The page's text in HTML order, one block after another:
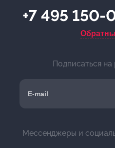
+7 495 150-
Подписаться на
Мессенджеры и